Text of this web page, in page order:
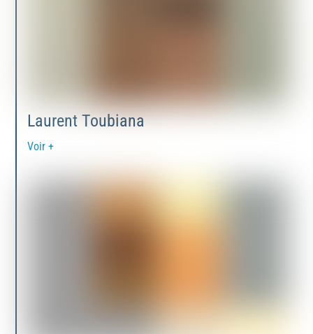
Laurent Toubiana
Voir +